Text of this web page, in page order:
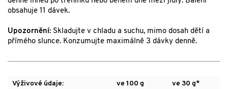
obsahuje 11 dávek.
Upozornění: Skladujte v chladu a suchu, mimo dosah dětí a
přímého slunce. Konzumujte maximálně 3 dávky denně.
Výživové údaje: ve 100 g ve 30 g*